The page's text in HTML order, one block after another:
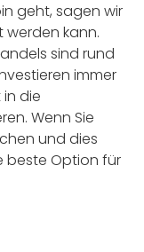
geht, sagen wir
werden kann.
sind rund
immer
die
Wenn Sie
und dies
beste Option für